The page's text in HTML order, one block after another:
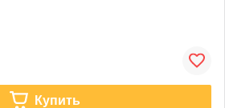
Купить